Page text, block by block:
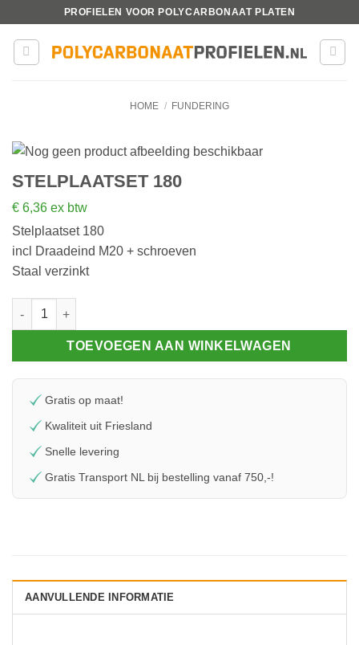
inhoud
PROFIELEN VOOR POLYCARBONAAT PLATEN
HOME / FUNDERING
STELPLAATSET 180
€ 6,36 ex btw
Stelplaatset 180
incl Draadeind M20 + schroeven
Staal verzinkt
Stelplaatset 180 aantal
TOEVOEGEN AAN WINKELWAGEN
Gratis op maat!
Kwaliteit uit Friesland
Snelle levering
Gratis Transport NL bij bestelling vanaf 750,-!
AANVULLENDE INFORMATIE